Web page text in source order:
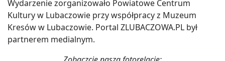
Wydarzenie zorganizowało Powiatowe Centrum
Kultury w Lubaczowie przy współpracy z Muzeum
Kresów w Lubaczowie. Portal ZLUBACZOWA.PL był
partnerem medialnym.